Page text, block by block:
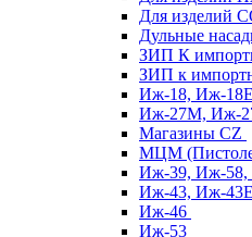
Для изделий
Дульные
ЗИП К
ЗИП к
Иж-18, Иж-
Иж-27М, Иж-
Магазины CZ
МЦМ
Иж-39, Иж-
Иж-43, Иж-
Иж-46
Иж-53